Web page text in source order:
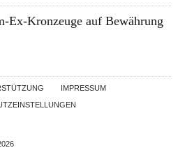
Ex-Kronzeuge auf Bewährung
IMPRESSUM